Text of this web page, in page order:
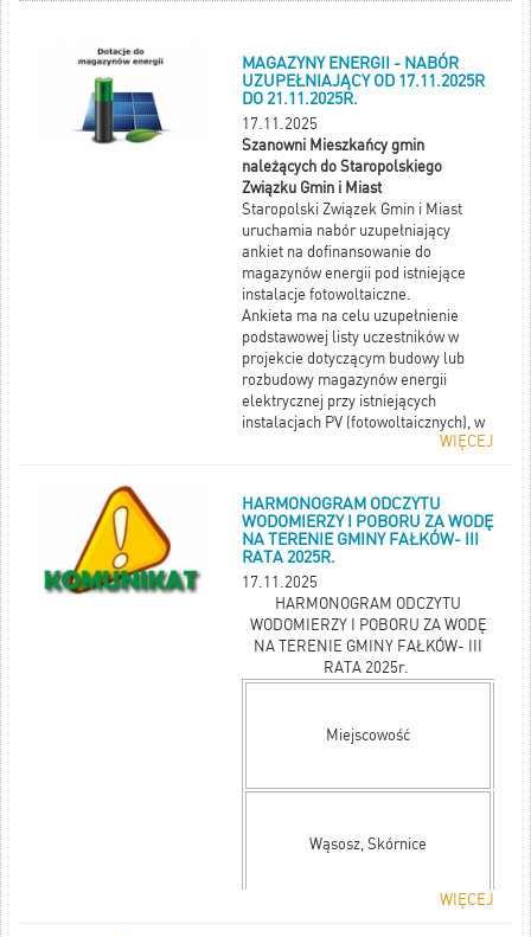
MAGAZYNY ENERGII - NABÓR
UZUPEŁNIAJĄCY OD 17.11.2025R
DO 21.11.2025R.
17.11.2025
Szanowni Mieszkańcy gmin
należących do Staropolskiego
Związku Gmin i Miast
Staropolski Związek Gmin i Miast
uruchamia nabór uzupełniający
ankiet na dofinansowanie do
magazynów energii pod istniejące
instalacje fotowoltaiczne.
Ankieta ma na celu uzupełnienie
podstawowej listy uczestników w
projekcie dotyczącym budowy lub
rozbudowy magazynów energii
elektrycznej przy istniejących
instalacjach PV (fotowoltaicznych), w
Fundusze Europejskie dla
środowiska, Działanie 2.3 Zielona
energia.
O kolejności uczestnictwa w projekcie
będzie decydował termin złożenia
ankiety. W momencie figurowania na
liście podstawowej Staropolski
Związek Gmin i Miast przeprowadzi
audyt u danego mieszkańca w celu
Poziom dofinansowania:85%
WIĘCEJ
HARMONOGRAM ODCZYTU
WODOMIERZY I POBORU ZA WODĘ
NA TERENIE GMINY FAŁKÓW- III
RATA 2025R.
17.11.2025
HARMONOGRAM ODCZYTU
WODOMIERZY I POBORU ZA WODĘ
NA TERENIE GMINY FAŁKÓW- III
RATA 2025r.
Miejscowość
Wąsosz, Skórnice
WIĘCEJ